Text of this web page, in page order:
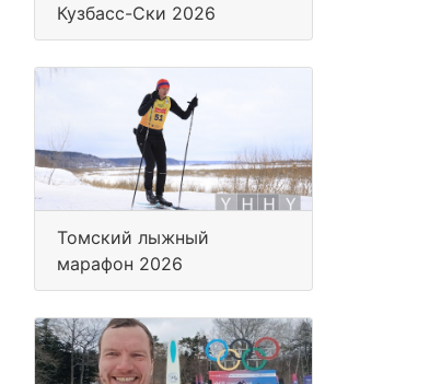
Кузбасс-Ски 2026
Томский лыжный
марафон 2026